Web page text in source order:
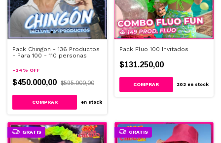
Pack Chingon - 136 Productos
- Para 100 - 110 personas
-24% OFF
$450.000,00 $595.000,00
en stock
Pack Fluo 100 Invitados
$131.250,00
202 en stock
GRATIS GRATIS